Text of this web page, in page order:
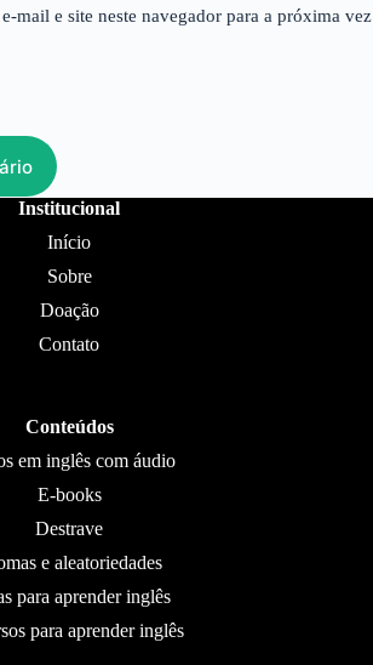
mail e site neste navegador para a próxima vez
Institucional
Início
Sobre
Doação
Contato
Conteúdos
em inglês com áudio
E-books
Destrave
e aleatoriedades
para aprender inglês
para aprender inglês